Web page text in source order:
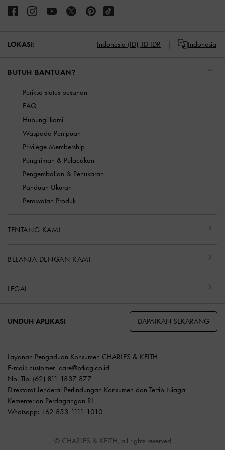
LOKASI: Indonesia (ID), ID IDR Indonesia
BUTUH BANTUAN?
Periksa status pesanan
FAQ
Hubungi kami
Waspada Penipuan
Privilege Membership
Pengiriman & Pelacakan
Pengembalian & Penukaran
Panduan Ukuran
Perawatan Produk
TENTANG KAMI
BELANJA DENGAN KAMI
LEGAL
UNDUH APLIKASI DAPATKAN SEKARANG
Layanan Pengaduan Konsumen CHARLES & KEITH
E-mail: customer_care@ptkcg.co.id
No. Tlp: (62) 811 1837 877
Direktorat Jenderal Perlindungan Konsumen dan Tertib Niaga
Kementerian Perdagangan RI
Whatsapp: +62 853 1111 1010
© CHARLES & KEITH, all rights reserved